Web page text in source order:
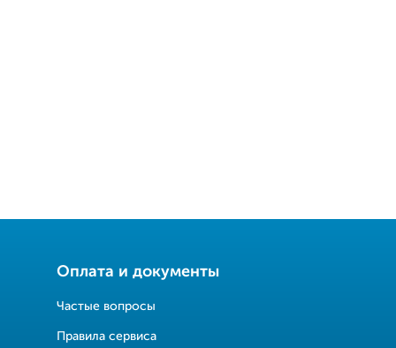
Оплата и документы
Частые вопросы
Правила сервиса